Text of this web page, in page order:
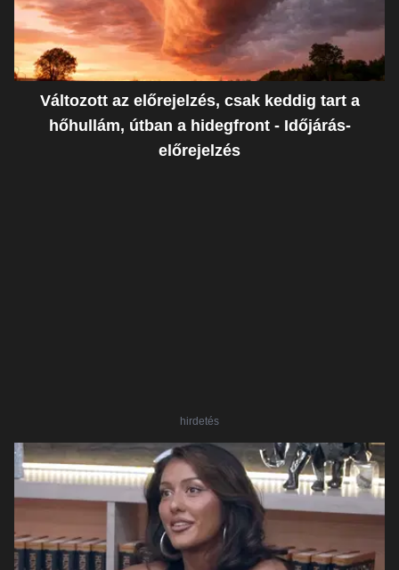
Változott az előrejelzés, csak keddig tart a
hőhullám, útban a hidegfront - Időjárás-
előrejelzés
hirdetés